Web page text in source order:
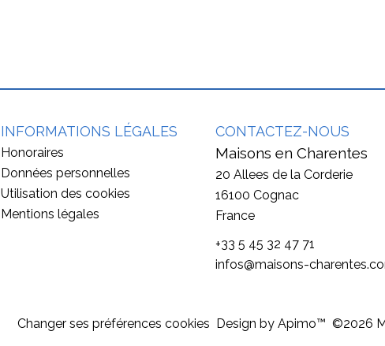
INFORMATIONS LÉGALES
Honoraires
Données personnelles
Utilisation des cookies
Mentions légales
CONTACTEZ-NOUS
Maisons en Charentes
20 Allees de la Corderie
16100 Cognac
France
+33 5 45 32 47 71
infos@maisons-
Changer ses préférences cookies Design by Apimo™ ©2026